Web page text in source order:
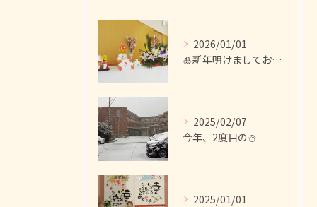
2026/01/01
🎍新年明けましておめでとうございます！
2025/02/07
今年、2度目の⛄
2025/01/01